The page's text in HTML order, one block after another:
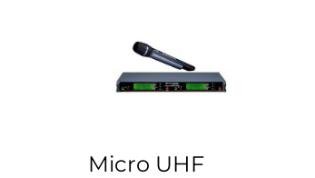
Micro UHF